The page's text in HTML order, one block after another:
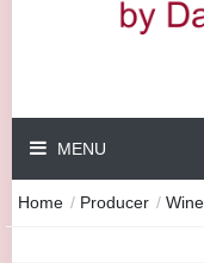
MENU
Home / Producer / Wine